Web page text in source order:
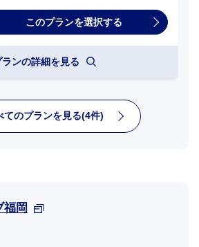
ランの詳細を見る
てのプランを見る(4件)
岡